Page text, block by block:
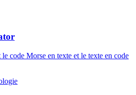
code Morse en texte et le texte en code